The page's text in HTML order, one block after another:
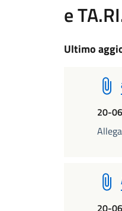
e
Ultimo
20-
20-